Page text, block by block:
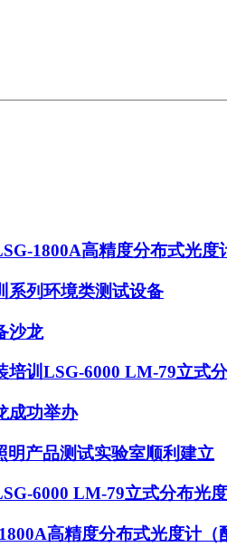
1800A高精度分布式光
系列环境类测试设备
沙龙
培训LSG-6000 LM-79立式
成功举办
产品测试实验室顺利建立
6000 LM-79立式分布
高精度分布式光度计（